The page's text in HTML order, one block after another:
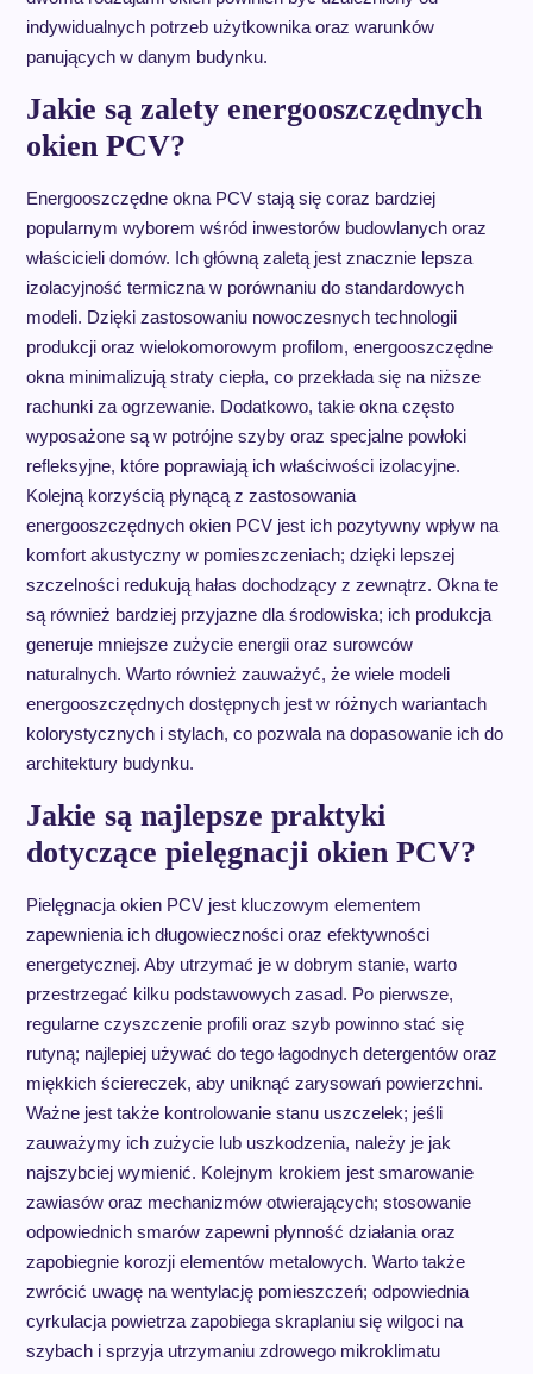
indywidualnych potrzeb użytkownika oraz warunków
panujących w danym budynku.
Jakie są zalety energooszczędnych
okien PCV?
Energooszczędne okna PCV stają się coraz bardziej
popularnym wyborem wśród inwestorów budowlanych oraz
właścicieli domów. Ich główną zaletą jest znacznie lepsza
izolacyjność termiczna w porównaniu do standardowych
modeli. Dzięki zastosowaniu nowoczesnych technologii
produkcji oraz wielokomorowym profilom, energooszczędne
okna minimalizują straty ciepła, co przekłada się na niższe
rachunki za ogrzewanie. Dodatkowo, takie okna często
wyposażone są w potrójne szyby oraz specjalne powłoki
refleksyjne, które poprawiają ich właściwości izolacyjne.
Kolejną korzyścią płynącą z zastosowania
energooszczędnych okien PCV jest ich pozytywny wpływ na
komfort akustyczny w pomieszczeniach; dzięki lepszej
szczelności redukują hałas dochodzący z zewnątrz. Okna te
są również bardziej przyjazne dla środowiska; ich produkcja
generuje mniejsze zużycie energii oraz surowców
naturalnych. Warto również zauważyć, że wiele modeli
energooszczędnych dostępnych jest w różnych wariantach
kolorystycznych i stylach, co pozwala na dopasowanie ich do
architektury budynku.
Jakie są najlepsze praktyki
dotyczące pielęgnacji okien PCV?
Pielęgnacja okien PCV jest kluczowym elementem
zapewnienia ich długowieczności oraz efektywności
energetycznej. Aby utrzymać je w dobrym stanie, warto
przestrzegać kilku podstawowych zasad. Po pierwsze,
regularne czyszczenie profili oraz szyb powinno stać się
rutyną; najlepiej używać do tego łagodnych detergentów oraz
miękkich ściereczek, aby uniknąć zarysowań powierzchni.
Ważne jest także kontrolowanie stanu uszczelek; jeśli
zauważymy ich zużycie lub uszkodzenia, należy je jak
najszybciej wymienić. Kolejnym krokiem jest smarowanie
zawiasów oraz mechanizmów otwierających; stosowanie
odpowiednich smarów zapewni płynność działania oraz
zapobiegnie korozji elementów metalowych. Warto także
zwrócić uwagę na wentylację pomieszczeń; odpowiednia
cyrkulacja powietrza zapobiega skraplaniu się wilgoci na
szybach i sprzyja utrzymaniu zdrowego mikroklimatu